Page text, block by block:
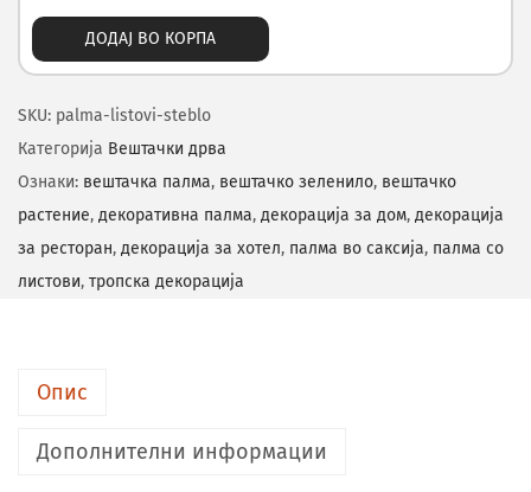
ДОДАЈ ВО КОРПА
SKU: palma-listovi-steblo
Категорија Вештачки дрва
Ознаки: вештачка палма, вештачко зеленило, вештачко
растение, декоративна палма, декорација за дом, декорација
за ресторан, декорација за хотел, палма во саксија, палма со
листови, тропска декорација
Опис
Дополнителни информации